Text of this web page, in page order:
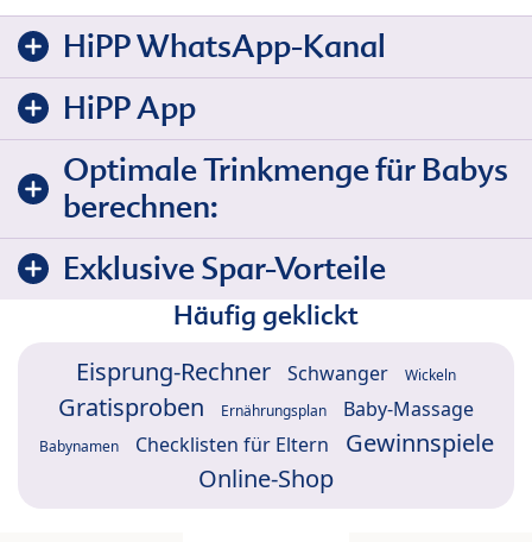
HiPP WhatsApp-Kanal
HiPP App
Optimale Trinkmenge für Babys
berechnen:
Exklusive Spar-Vorteile
Häufig geklickt
Eisprung-Rechner Schwanger Wickeln
Gratisproben Ernährungsplan Baby-Massage
Babynamen Checklisten für Eltern
Gewinnspiele
Online-Shop